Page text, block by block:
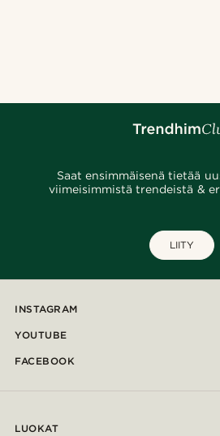
Saat ensimmäisenä tietää
viimeisimmistä trendeistä &
LIITY
INSTAGRAM
YOUTUBE
FACEBOOK
LUOKAT